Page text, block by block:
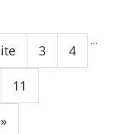
…
3 4
11